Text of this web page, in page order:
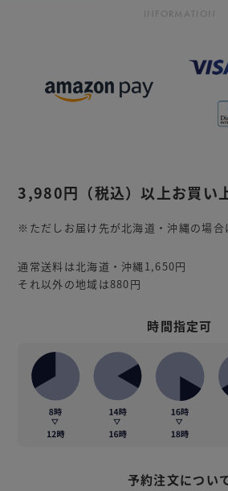
INFORMATION
3,980円 （税込）以上お買い
※ただしお届け先が北海道・沖縄の場合
通常送料は北海道・沖縄1,650円
それ以外の地域は880円
時間指定可
予約注文につい